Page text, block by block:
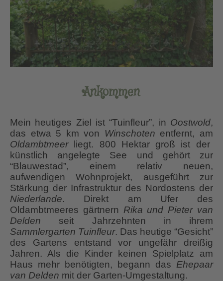
Ankommen
Mein heutiges Ziel ist “Tuinfleur”, in Oostwold,
das etwa 5 km von Winschoten entfernt, am
Oldambtmeerliegt. 800 Hektar groß ist der
künstlich angelegte See und gehört zur
“Blauwestad”, einem relativ neuen,
aufwendigen Wohnprojekt, ausgeführt zur
Stärkung der Infrastruktur des Nordostens der
Niederlande. Direkt am Ufer des
Oldambtmeeres gärtnern Rika und Pieter van
Delden seit Jahrzehnten in ihrem
Sammlergarten Tuinfleur. Das heutige “Gesicht”
des Gartens entstand vor ungefähr dreißig
Jahren. Als die Kinder keinen Spielplatz am
Haus mehr benötigten, begann das Ehepaar
van Delden mit der Garten-Umgestaltung.